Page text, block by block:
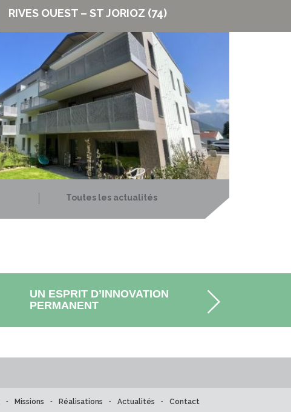
RIVES OUEST – ST JORIOZ (74)
Toutes les actualités
UN ESPRIT D’INNOVATION
PERMANENT
- Missions - Réalisations - Actualités - Contact